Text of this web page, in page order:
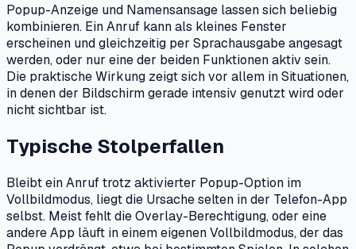
Popup-Anzeige und Namensansage lassen sich beliebig
kombinieren. Ein Anruf kann als kleines Fenster
erscheinen und gleichzeitig per Sprachausgabe angesagt
werden, oder nur eine der beiden Funktionen aktiv sein.
Die praktische Wirkung zeigt sich vor allem in Situationen,
in denen der Bildschirm gerade intensiv genutzt wird oder
nicht sichtbar ist.
Typische Stolperfallen
Bleibt ein Anruf trotz aktivierter Popup-Option im
Vollbildmodus, liegt die Ursache selten in der Telefon-App
selbst. Meist fehlt die Overlay-Berechtigung, oder eine
andere App läuft in einem eigenen Vollbildmodus, der das